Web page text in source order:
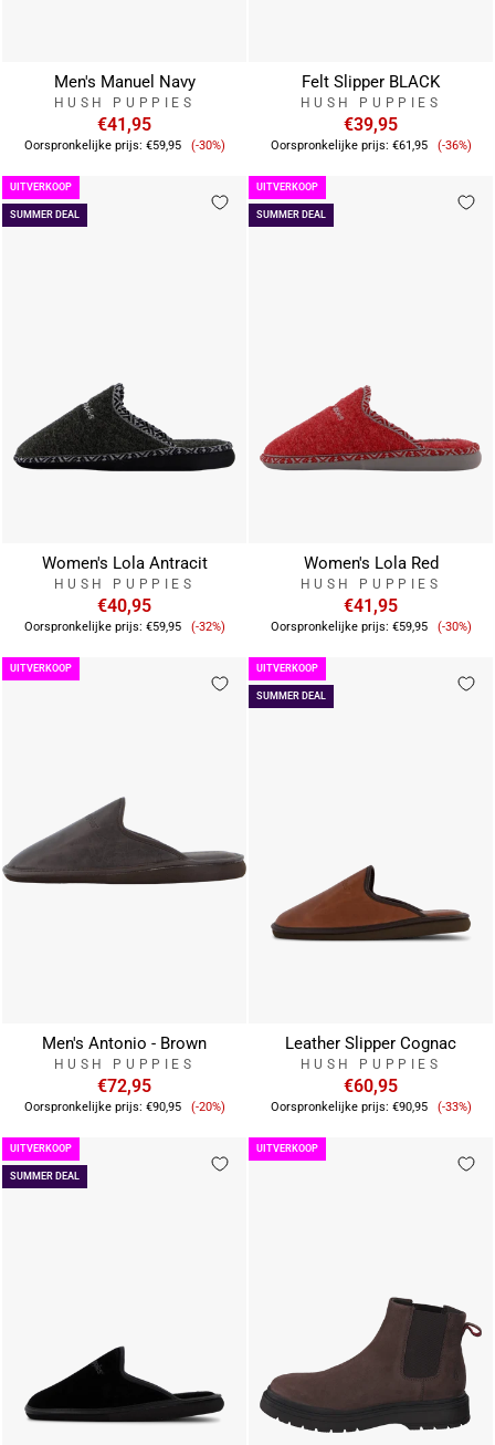
Men's Manuel Navy
HUSH PUPPIES
€41,95
Oorspronkelijke prijs: €59,95 Verkoopprijs
(-30%)
Felt Slipper BLACK
HUSH PUPPIES
€39,95
Oorspronkelijke prijs: €61,95 (-36%)
SUMMER DEAL
UITVERKOOP
Women's Lola Antracit
HUSH PUPPIES
€40,95
Oorspronkelijke prijs: €59,95 Verkoopprijs
(-32%)
SUMMER DEAL
UITVERKOOP
Women's Lola Red
HUSH PUPPIES
€41,95
Oorspronkelijke prijs: €59,95 (-30%)
UITVERKOOP
Men's Antonio - Brown
HUSH PUPPIES
€72,95
Oorspronkelijke prijs: €90,95 Verkoopprijs
(-20%)
SUMMER DEAL
UITVERKOOP
Leather Slipper Cognac
HUSH PUPPIES
€60,95
Oorspronkelijke prijs: €90,95 (-33%)
SUMMER DEAL
UITVERKOOP UITVERKOOP